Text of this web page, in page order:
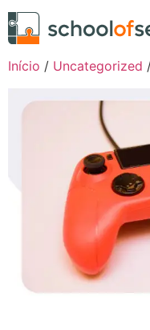
Início / Uncategorized